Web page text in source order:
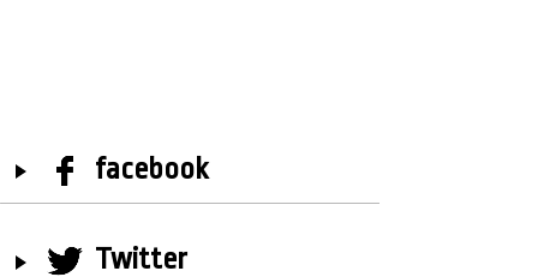
facebook
Twitter